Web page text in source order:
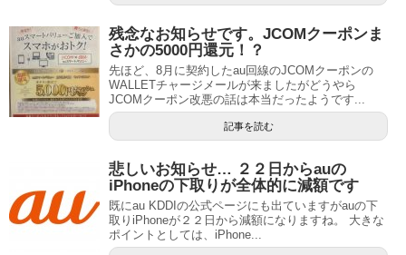
残念なお知らせです。JCOMクーポンま
さかの5000円還元！？
先ほど、8月に契約したau回線のJCOMクーポンの
WALLETチャージメールが来ましたがどうやら
JCOMクーポン改悪の話は本当だったようです...
記事を読む
悲しいお知らせ… ２２日からauの
iPhoneの下取りが全体的に減額です
既にau KDDIの公式ページにも出ていますがauの下
取りiPhoneが２２日から減額になりますね。 大きな
ポイントとしては、iPhone...